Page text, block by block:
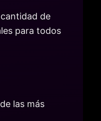
de
para todos
las más